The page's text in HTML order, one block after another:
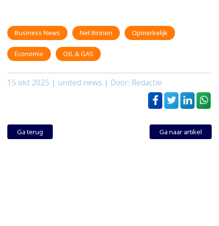
Business News Net Binnen Opmerkelijk
Economie OIL & GAS
15 okt 2025 | united news | Door: Redactie
Ga terug Ga naar artikel